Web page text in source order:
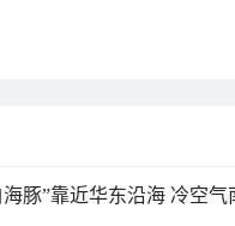
海豚”靠近华东沿海 冷空